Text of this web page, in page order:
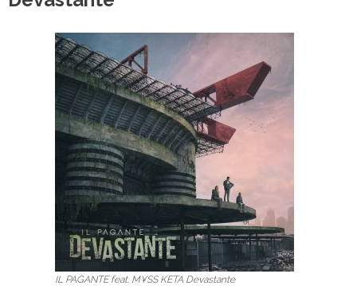
IL PAGANTE feat. M¥SS KETA Devastante